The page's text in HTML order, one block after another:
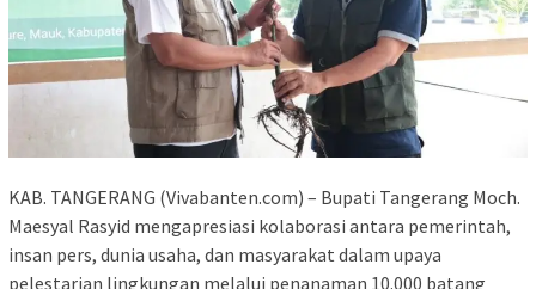
KAB. TANGERANG (Vivabanten.com) – Bupati Tangerang Moch.
Maesyal Rasyid mengapresiasi kolaborasi antara pemerintah,
insan pers, dunia usaha, dan masyarakat dalam upaya
pelestarian lingkungan melalui penanaman 10.000 batang